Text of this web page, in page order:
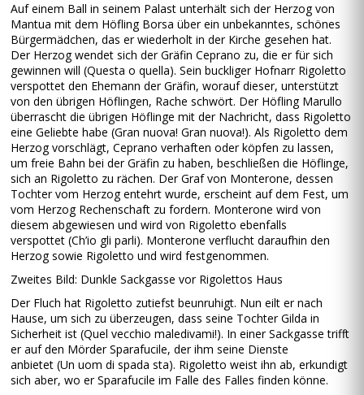
Auf einem Ball in seinem Palast unterhält sich der Herzog von
Mantua mit dem Höfling Borsa über ein unbekanntes, schönes
Bürgermädchen, das er wiederholt in der Kirche gesehen hat.
Der Herzog wendet sich der Gräfin Ceprano zu, die er für sich
gewinnen will (Questa o quella). Sein buckliger Hofnarr Rigoletto
verspottet den Ehemann der Gräfin, worauf dieser, unterstützt
von den übrigen Höflingen, Rache schwört. Der Höfling Marullo
überrascht die übrigen Höflinge mit der Nachricht, dass Rigoletto
eine Geliebte habe (Gran nuova! Gran nuova!). Als Rigoletto dem
Herzog vorschlägt, Ceprano verhaften oder köpfen zu lassen,
um freie Bahn bei der Gräfin zu haben, beschließen die Höflinge,
sich an Rigoletto zu rächen. Der Graf von Monterone, dessen
Tochter vom Herzog entehrt wurde, erscheint auf dem Fest, um
vom Herzog Rechenschaft zu fordern. Monterone wird von
diesem abgewiesen und wird von Rigoletto ebenfalls
verspottet (Ch’io gli parli). Monterone verflucht daraufhin den
Herzog sowie Rigoletto und wird festgenommen.
Zweites Bild: Dunkle Sackgasse vor Rigolettos Haus
Der Fluch hat Rigoletto zutiefst beunruhigt. Nun eilt er nach
Hause, um sich zu überzeugen, dass seine Tochter Gilda in
Sicherheit ist (Quel vecchio maledivami!). In einer Sackgasse trifft
er auf den Mörder Sparafucile, der ihm seine Dienste
anbietet (Un uom di spada sta). Rigoletto weist ihn ab, erkundigt
sich aber, wo er Sparafucile im Falle des Falles finden könne.